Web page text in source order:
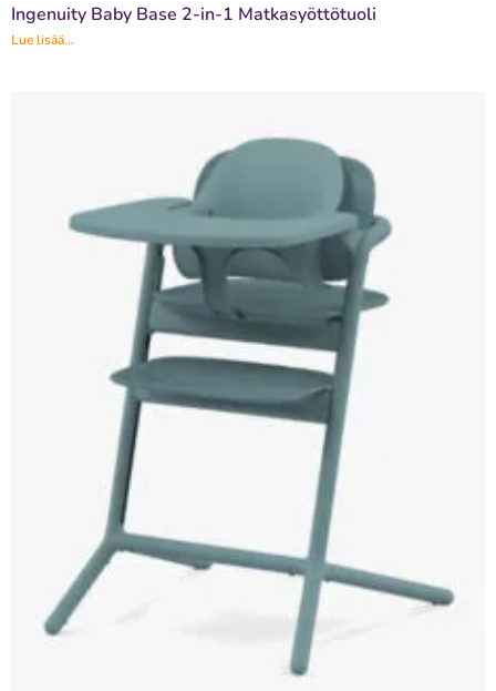
Ingenuity Baby Base 2-in-1 Matkasyöttötuoli
Lue lisää...